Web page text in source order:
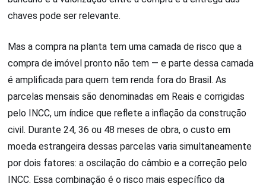
chaves pode ser relevante.
Mas a compra na planta tem uma camada de risco que a
compra de imóvel pronto não tem — e parte dessa camada
é amplificada para quem tem renda fora do Brasil. As
parcelas mensais são denominadas em Reais e corrigidas
pelo INCC, um índice que reflete a inflação da construção
civil. Durante 24, 36 ou 48 meses de obra, o custo em
moeda estrangeira dessas parcelas varia simultaneamente
por dois fatores: a oscilação do câmbio e a correção pelo
INCC. Essa combinação é o risco mais específico da